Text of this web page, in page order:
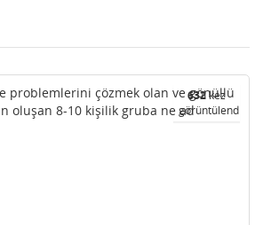
632kez
görüntülendi
problemlerini çözmek olan ve gönüllü
oluşan 8-10 kişilik gruba ne ad